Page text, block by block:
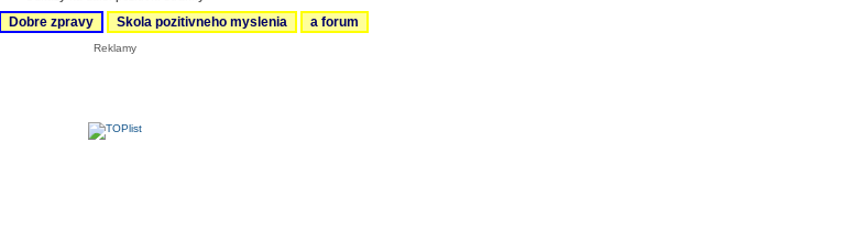
Dobre zpravy Skola pozitivneho myslenia a forum
Reklamy